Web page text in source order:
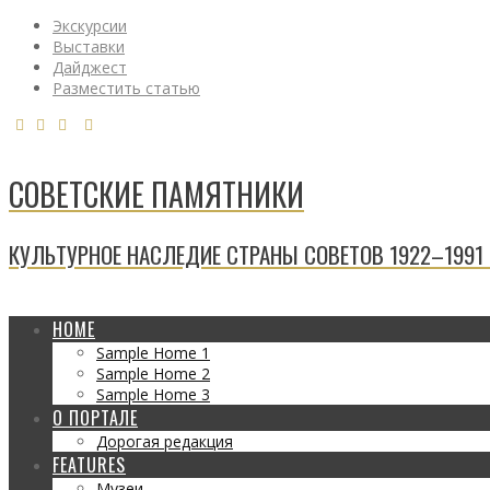
Экскурсии
Выставки
Дайджест
Разместить статью
СОВЕТСКИЕ ПАМЯТНИКИ
КУЛЬТУРНОЕ НАСЛЕДИЕ СТРАНЫ СОВЕТОВ 1922–1991
HOME
Sample Home 1
Sample Home 2
Sample Home 3
О ПОРТАЛЕ
Дорогая редакция
FEATURES